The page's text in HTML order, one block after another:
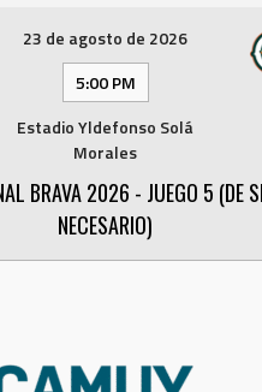
23 de agosto de 2026
5:00 PM
Estadio Yldefonso Solá
Morales
BRAVA 2026 - JUEGO 5 (DE
NECESARIO)